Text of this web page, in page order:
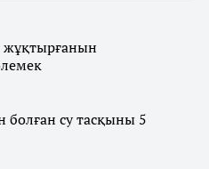
жұқтырғанын
су тасқыны 5